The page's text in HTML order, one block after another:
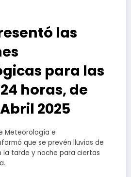
las
para las
horas, de
2025
Meteorología e
que se prevén lluvias de
la tarde y noche para ciertas